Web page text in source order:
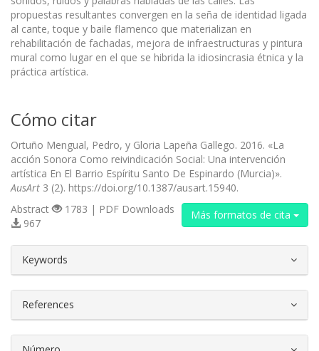
propuestas resultantes convergen en la seña de identidad ligada
al cante, toque y baile flamenco que materializan en
rehabilitación de fachadas, mejora de infraestructuras y pintura
mural como lugar en el que se hibrida la idiosincrasia étnica y la
práctica artística.
Cómo citar
Ortuño Mengual, Pedro, y Gloria Lapeña Gallego. 2016. «La
acción Sonora Como reivindicación Social: Una intervención
artística En El Barrio Espíritu Santo De Espinardo (Murcia)».
AusArt 3 (2). https://doi.org/10.1387/ausart.15940.
Más formatos de cita
Abstract
1783 | PDF Downloads
967
Keywords
References